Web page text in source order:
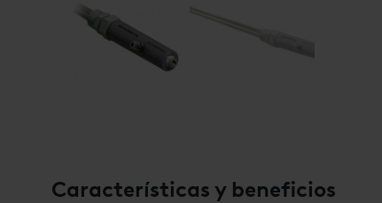
Características y beneficios